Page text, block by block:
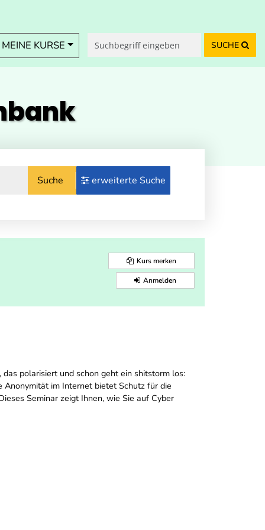
KURSE SUCHE
Suche erweiterte Suche
Kurs merken
Anmelden
polarisiert und schon geht ein shitstorm los:
Anonymität im Internet bietet Schutz für die
Seminar zeigt Ihnen, wie Sie auf Cyber